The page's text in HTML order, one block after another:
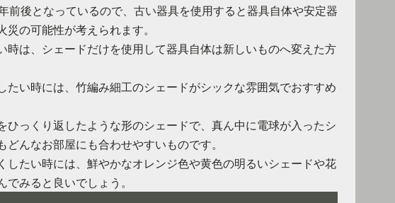
前後となっているので、古い器具を使用すると器具自体や安定器
の可能性が考えられます。
時は、シェードだけを使用して器具自体は新しいものへ変えた方
たい時には、竹編み細工のシェードがシックな雰囲気でおすすめ
ひっくり返したような形のシェードで、真ん中に電球が入ったシ
どんなお部屋にも合わせやすいものです。
したい時には、鮮やかなオレンジ色や黄色の明るいシェードや花
みると良いでしょう。